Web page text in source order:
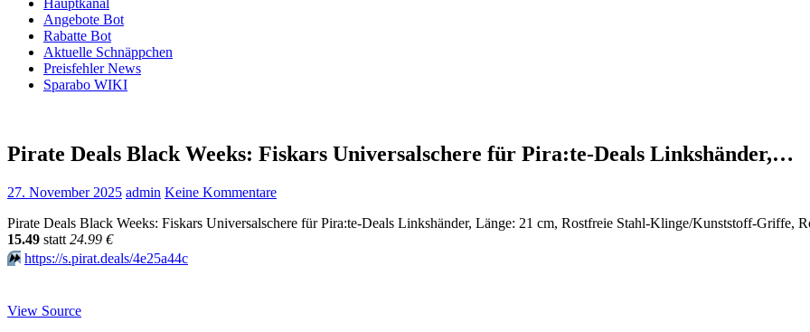
Hauptkanal
Angebote Bot
Rabatte Bot
Aktuelle Schnäppchen
Preisfehler News
Sparabo WIKI
Pirate Deals Black Weeks: Fiskars Universalschere für Pira:te-Deals Linkshänder,…
27. November 2025 admin Keine Kommentare
Pirate Deals Black Weeks: Fiskars Universalschere für Pira:te-Deals Linkshänder, Länge: 21 cm, Rostfreie Stahl-Klinge/Kunststoff-Griffe,
15.49 statt 24.99 €
⏩️ https://s.pirat.deals/4e25a44c
View Source